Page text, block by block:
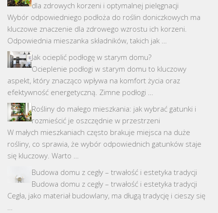
dla zdrowych korzeni i optymalnej pielęgnacji
Wybór odpowiedniego podłoża do roślin doniczkowych ma
kluczowe znaczenie dla zdrowego wzrostu ich korzeni.
Odpowiednia mieszanka składników, takich jak …
Jak ocieplić podłogę w starym domu?
Ocieplenie podłogi w starym domu to kluczowy
aspekt, który znacząco wpływa na komfort życia oraz
efektywność energetyczną. Zimne podłogi …
Rośliny do małego mieszkania: jak wybrać gatunki i
rozmieścić je oszczędnie w przestrzeni
W małych mieszkaniach często brakuje miejsca na duże
rośliny, co sprawia, że wybór odpowiednich gatunków staje
się kluczowy. Warto …
Budowa domu z cegły – trwałość i estetyka tradycji
Budowa domu z cegły – trwałość i estetyka tradycji
Cegła, jako materiał budowlany, ma długą tradycję i cieszy się
…